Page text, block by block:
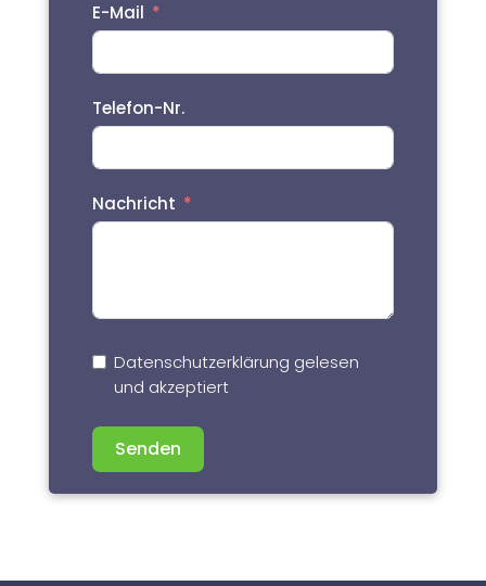
E-Mail
Telefon-Nr.
Nachricht
Datenschutzerklärung gelesen
und akzeptiert
Senden